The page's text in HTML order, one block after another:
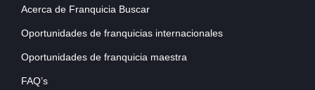
Acerca de Franquicia Buscar
Oportunidades de franquicias internacionales
Oportunidades de franquicia maestra
FAQ’s